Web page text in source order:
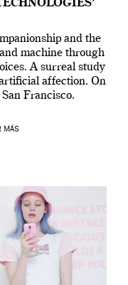
and the
machine through
A surreal study
affection. On
Francisco.
MÁS